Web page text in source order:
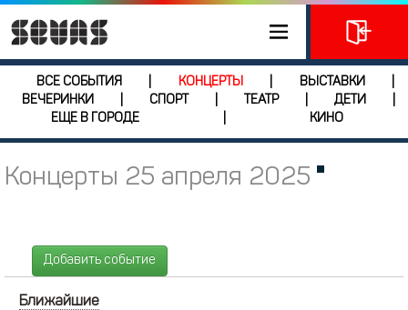
ВСЕ СОБЫТИЯ КОНЦЕРТЫ ВЫСТАВКИ
ВЕЧЕРИНКИ
СПОРТ ТЕАТР ДЕТИ
ЕЩЕ В ГОРОДЕ
КИНО
Концерты 25 апреля 2025
Добавить событие
Ближайшие